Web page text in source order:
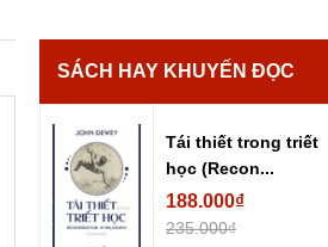
SÁCH HAY KHUYẾN ĐỌC
Tái thiết trong triết
học (Recon...
188.000₫
235.000₫